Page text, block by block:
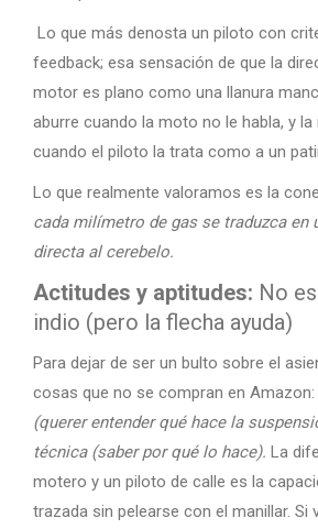
Lo que más denosta un piloto con
feedback; esa sensación de que la
motor es plano como una llanura
aburre cuando la moto no le habla, y
cuando el piloto la trata como a un
Lo que realmente valoramos es la
cada milímetro de gas se traduzca en
directa al cerebelo.
Actitudes y aptitudes: No
indio (pero la flecha ayuda)
Para dejar de ser un bulto sobre el
cosas que no se compran en Amazon:
(querer entender qué hace la
técnica (saber por qué lo hace). La
motero y un piloto de calle es la
trazada sin pelearse con el manillar. Si